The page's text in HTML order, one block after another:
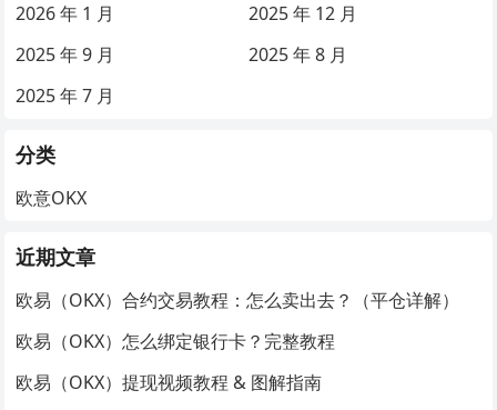
2026 年 1 月
2025 年 12 月
2025 年 9 月
2025 年 8 月
2025 年 7 月
分类
欧意OKX
近期文章
欧易（OKX）合约交易教程：怎么卖出去？（平仓详解）
欧易（OKX）怎么绑定银行卡？完整教程
欧易（OKX）提现视频教程 & 图解指南